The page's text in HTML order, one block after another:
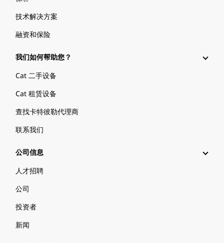
技术解决方案
融资和保险
我们如何帮助您？
Cat 二手设备
Cat 租赁设备
查找卡特彼勒代理商
联系我们
公司信息
人才招聘
公司
投资者
新闻